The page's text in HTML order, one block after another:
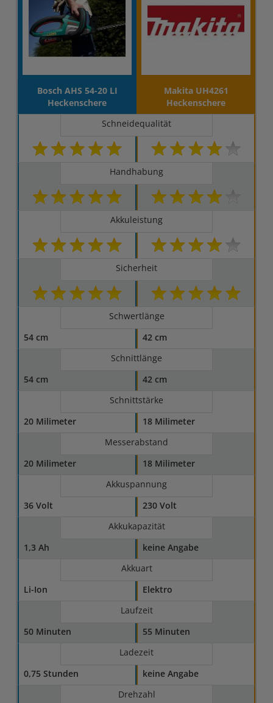
Bosch AHS 54-20 LI
Heckenschere
Makita UH4261
Heckenschere
Schneidequalität
Handhabung
Akkuleistung
Sicherheit
Schwertlänge
54 cm
42 cm
Schnittlänge
54 cm
42 cm
Schnittstärke
20 Milimeter
18 Milimeter
Messerabstand
20 Milimeter
18 Milimeter
Akkuspannung
36 Volt
230 Volt
Akkukapazität
1,3 Ah
keine Angabe
Akkuart
Li-Ion
Elektro
Laufzeit
50 Minuten
55 Minuten
Ladezeit
0,75 Stunden
keine Angabe
Drehzahl